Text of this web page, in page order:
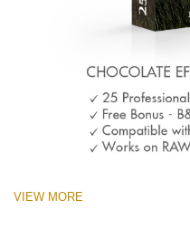
VIEW MORE